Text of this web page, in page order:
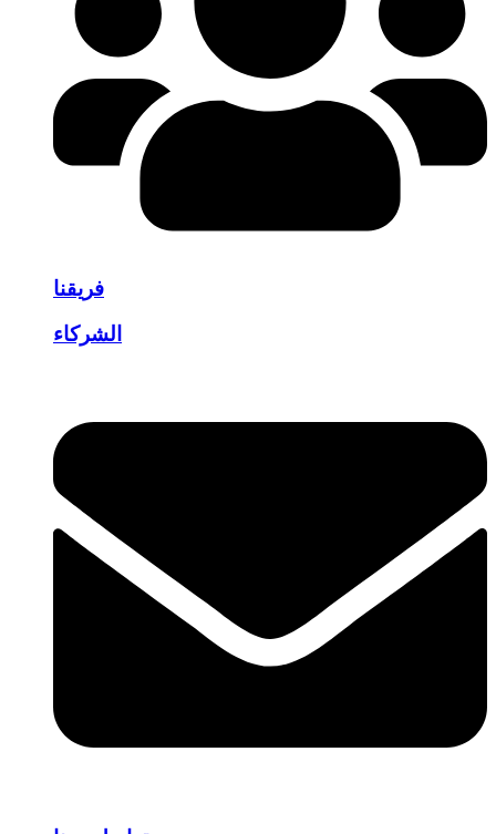
فريقنا
الشركاء